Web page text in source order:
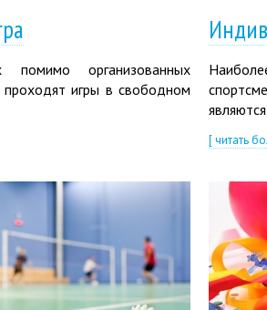
организованных
игры в свободном
[ читать